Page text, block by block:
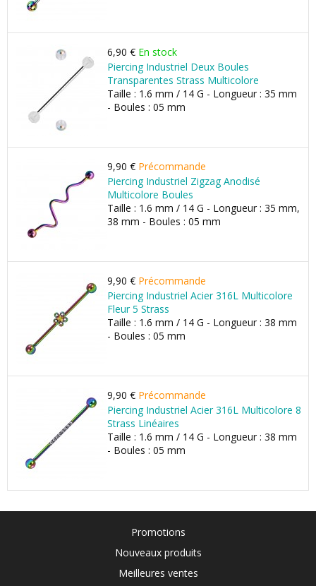
6,90 € En stock
Piercing Industriel Deux Boules
Transparentes Strass Multicolore
Taille : 1.6 mm / 14 G - Longueur : 35 mm
- Boules : 05 mm
9,90 € Précommande
Piercing Industriel Zigzag Anodisé
Multicolore Boules
Taille : 1.6 mm / 14 G - Longueur : 35 mm,
38 mm - Boules : 05 mm
9,90 € Précommande
Piercing Industriel Acier 316L Multicolore
Fleur 5 Strass
Taille : 1.6 mm / 14 G - Longueur : 38 mm
- Boules : 05 mm
9,90 € Précommande
Piercing Industriel Acier 316L Multicolore 8
Strass Linéaires
Taille : 1.6 mm / 14 G - Longueur : 38 mm
- Boules : 05 mm
Promotions
Nouveaux produits
Meilleures ventes